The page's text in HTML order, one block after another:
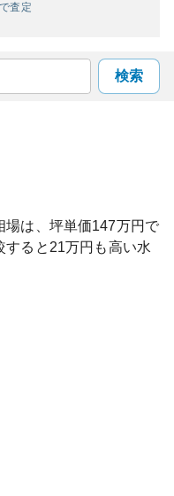
査定
検索
場は、坪単価147万円で
すると 21万円も高い水